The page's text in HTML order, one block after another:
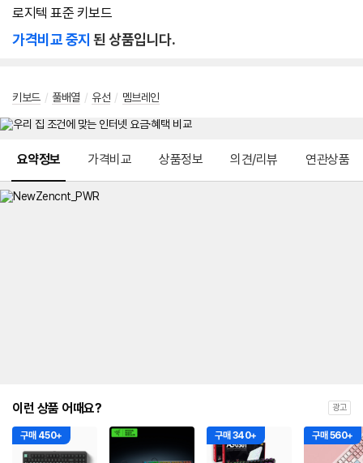
로지텍 표준 키보드
가격비교 중지 된 상품입니다.
키보드 / 풀배열 / 유선 / 멤브레인
요약정보 가격비교 상품정보 의견/리뷰 연관상품
이런 상품 어때요? 광고
구매 450+ 구매 340+ 구매 560+